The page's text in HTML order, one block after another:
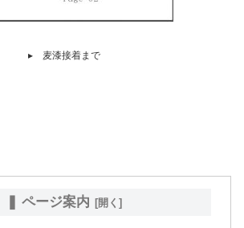
▸ 麦漆接着まで
❚ ページ案内